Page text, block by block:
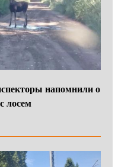
напомнили о
лосем